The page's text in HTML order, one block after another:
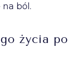
ból.
życia po